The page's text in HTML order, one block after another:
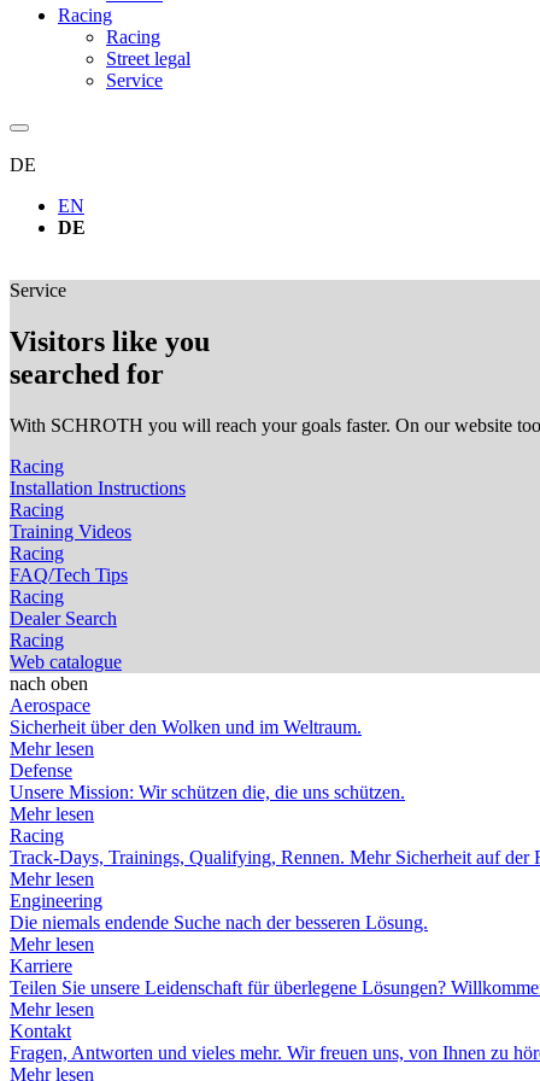
Racing
Racing
Street legal
Service
DE
EN
DE
Service
Visitors like you
searched for
With SCHROTH you will reach your goals faster. On our website
Racing
Installation Instructions
Racing
Training Videos
Racing
FAQ/Tech Tips
Racing
Dealer Search
Racing
Web catalogue
nach oben
Aerospace
Sicherheit über den Wolken und im Weltraum.
Mehr lesen
Defense
Unsere Mission: Wir schützen die, die uns schützen.
Mehr lesen
Racing
Track-Days, Trainings, Qualifying, Rennen. Mehr Sicherheit auf der
Mehr lesen
Engineering
Die niemals endende Suche nach der besseren Lösung.
Mehr lesen
Karriere
Teilen Sie unsere Leidenschaft für überlegene Lösungen?
Mehr lesen
Kontakt
Fragen, Antworten und vieles mehr. Wir freuen uns, von Ihnen zu
Mehr lesen